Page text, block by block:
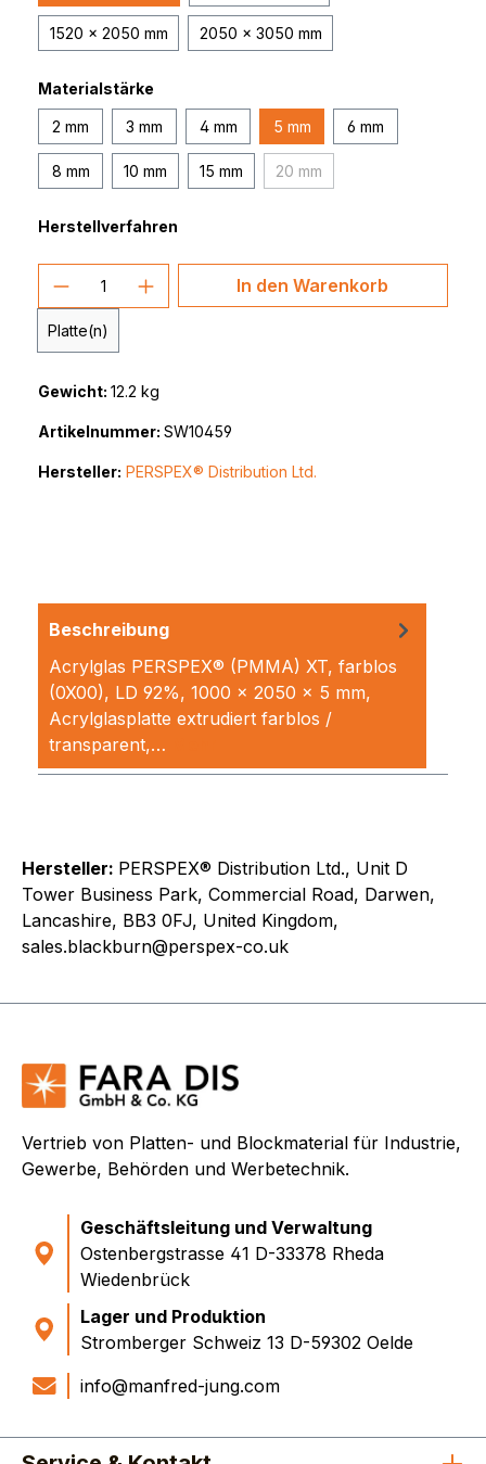
1520 x 2050 mm 2050 x 3050 mm
Materialstärke
2 mm 3 mm 4 mm 5 mm 6 mm
8 mm 10 mm 15 mm 20 mm(Diese Option ist zurzeit
Herstellverfahren
Produkt Anzahl: Gib den
Platte(n)
In den Warenkorb
Gewicht: 12.2 kg
Artikelnummer: SW10459
Hersteller: PERSPEX® Distribution Ltd.
Beschreibung
Acrylglas PERSPEX® (PMMA) XT, farblos
(0X00), LD 92%, 1000 x 2050 x 5 mm,
Acrylglasplatte extrudiert farblos /
transparent,…
Hersteller: PERSPEX® Distribution Ltd., Unit D
Tower Business Park, Commercial Road, Darwen,
Lancashire, BB3 0FJ, United Kingdom,
sales.blackburn@perspex-co.uk
Vertrieb von Platten- und Blockmaterial für Industrie,
Gewerbe, Behörden und Werbetechnik.
Geschäftsleitung und Verwaltung
Ostenbergstrasse 41 D-33378 Rheda
Wiedenbrück
Lager und Produktion
Stromberger Schweiz 13 D-59302 Oelde
info@manfred-jung.com